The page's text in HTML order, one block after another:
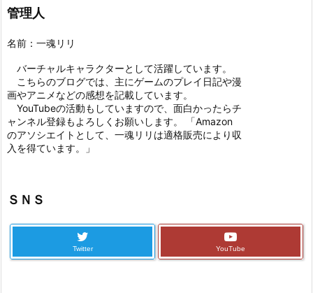
管理人
名前：一魂リリ
バーチャルキャラクターとして活躍しています。
こちらのブログでは、主にゲームのプレイ日記や漫
画やアニメなどの感想を記載しています。
YouTubeの活動もしていますので、面白かったらチ
ャンネル登録もよろしくお願いします。 「Amazon
のアソシエイトとして、一魂リリは適格販売により収
入を得ています。」
ＳＮＳ
Twitter YouTube